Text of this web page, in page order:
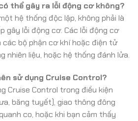
thể gây ra lỗi động cơ không?
hệ thống độc lập, không phải là
gây lỗi động cơ. Các lỗi động cơ
các bộ phận cơ khí hoặc điện tử
nhiên liệu, hoặc hệ thống đánh lửa.
sử dụng Cruise Control?
Cruise Control trong điều kiện
băng tuyết), giao thông đông
co, hoặc khi bạn cảm thấy